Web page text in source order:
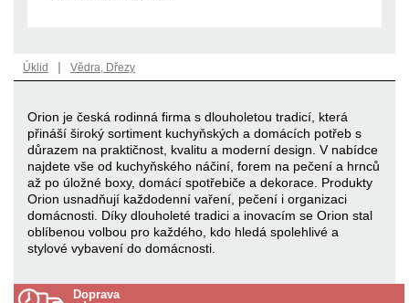
Úklid | Vědra, Dřezy
Orion je česká rodinná firma s dlouholetou tradicí, která
přináší široký sortiment kuchyňských a domácích potřeb s
důrazem na praktičnost, kvalitu a moderní design. V nabídce
najdete vše od kuchyňského náčiní, forem na pečení a hrnců
až po úložné boxy, domácí spotřebiče a dekorace. Produkty
Orion usnadňují každodenní vaření, pečení i organizaci
domácnosti. Díky dlouholeté tradici a inovacím se Orion stal
oblíbenou volbou pro každého, kdo hledá spolehlivé a
stylové vybavení do domácnosti.
Doprava